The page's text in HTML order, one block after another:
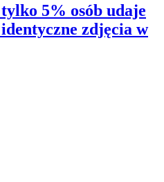
5% osób udaje
zdjęcia w